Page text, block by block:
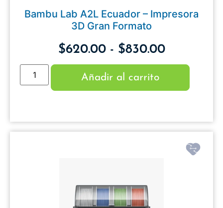
Bambu Lab A2L Ecuador – Impresora
3D Gran Formato
$620.00 - $830.00
Añadir al carrito